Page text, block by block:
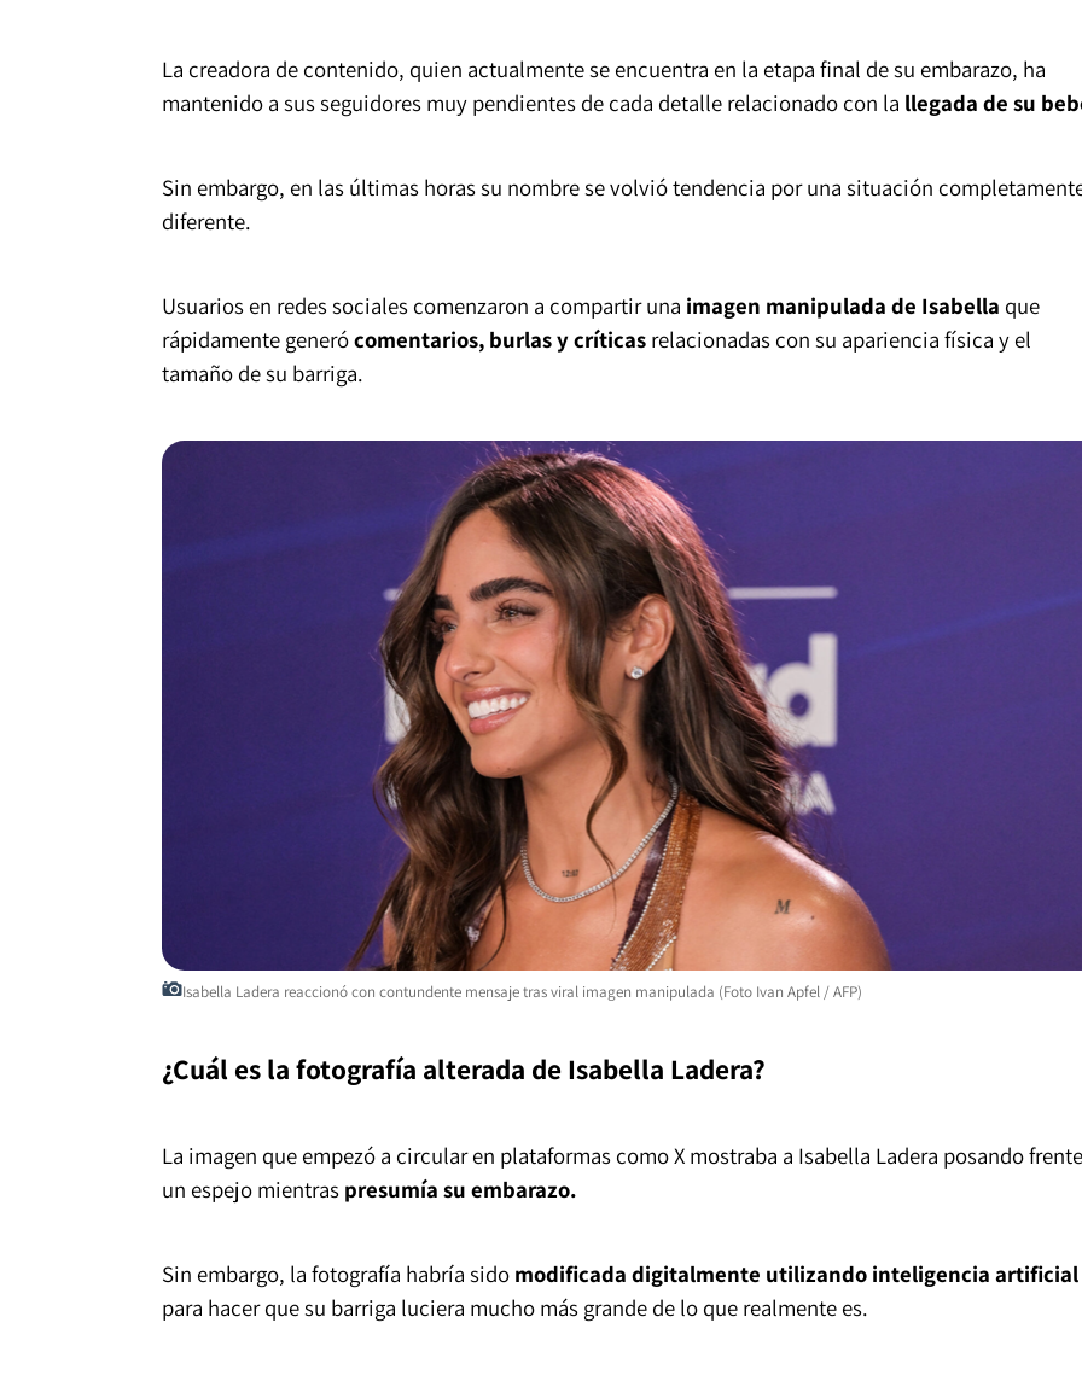
La creadora de contenido, quien actualmente se encuentra en la etapa final de su embarazo, ha
mantenido a sus seguidores muy pendientes de cada detalle relacionado con la llegada de su
Sin embargo, en las últimas horas su nombre se volvió tendencia por una situación
diferente.
Usuarios en redes sociales comenzaron a compartir una imagen manipulada de Isabella que
rápidamente generócomentarios, burlas y críticasrelacionadas con su apariencia física y el
tamaño de su barriga.
Isabella Ladera reaccionó con contundente mensaje tras viral imagen manipulada (Foto Ivan Apfel / AFP)
¿Cuál es la fotografía alterada de Isabella Ladera?
La imagen que empezó a circular en plataformas como X mostraba a Isabella Ladera posando
un espejo mientras presumía su embarazo.
Sin embargo, la fotografía habría sido modificada digitalmente utilizando inteligencia artificial
para hacer que su barriga luciera mucho más grande de lo que realmente es.